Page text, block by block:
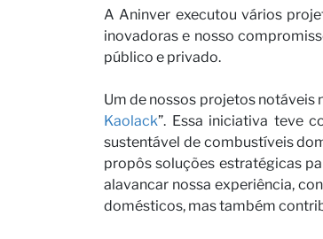
A Aninver executou vários
inovadoras e nosso
público e privado.
Um de nossos projetos notáveis
Kaolack”. Essa iniciativa teve
sustentável de combustíveis
propôs soluções estratégicas
alavancar nossa experiência,
domésticos, mas também